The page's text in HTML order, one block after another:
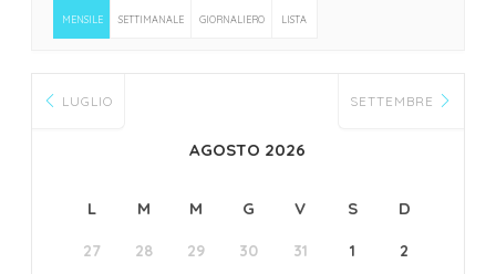
MENSILE SETTIMANALE GIORNALIERO LISTA
LUGLIO
AGOSTO 2026
SETTEMBRE
L M M G V S D
27 28 29 30 31 1 2